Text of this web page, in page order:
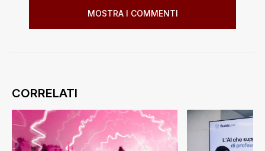
MOSTRA I COMMENTI